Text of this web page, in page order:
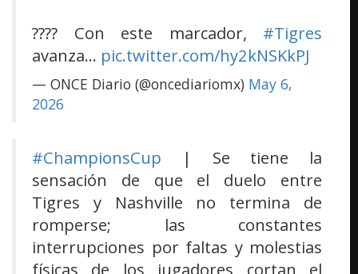
???? Con este marcador, #Tigres
avanza… pic.twitter.com/hy2kNSKkPJ
— ONCE Diario (@oncediariomx) May 6,
2026
#ChampionsCup | Se tiene la
sensación de que el duelo entre
Tigres y Nashville no termina de
romperse; las constantes
interrupciones por faltas y molestias
físicas de los jugadores cortan el